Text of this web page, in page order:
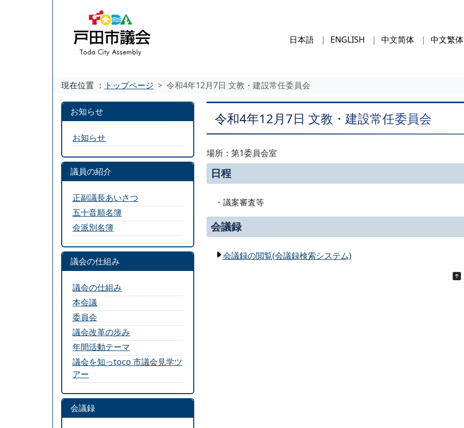
日本語 ENGLISH 中文简体 中文繁体
現在位置 ： トップページ 令和4年12月7日 文教・建設常任委員会
令和4年12月7日 文教・建設常任委員会
場所：第1委員会室
日程
・議案審査等
会議録
会議録の閲覧(会議録検索システム)
お知らせ
お知らせ
議員の紹介
正副議長あいさつ
五十音順名簿
会派別名簿
議会の仕組み
議会の仕組み
本会議
委員会
議会改革の歩み
年間活動テーマ
議会を知っtoco 市議会見学ツ
アー
会議録